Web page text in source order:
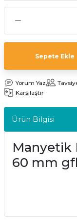
Sepete Ekle
Yorum Yaz
Karşılaştır
Ürün Bilgisi
Manyetik
60 mm